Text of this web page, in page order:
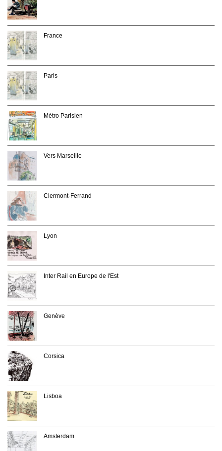
France
Paris
Métro Parisien
Vers Marseille
Clermont-Ferrand
Lyon
Inter Rail en Europe de l'Est
Genève
Corsica
Lisboa
Amsterdam